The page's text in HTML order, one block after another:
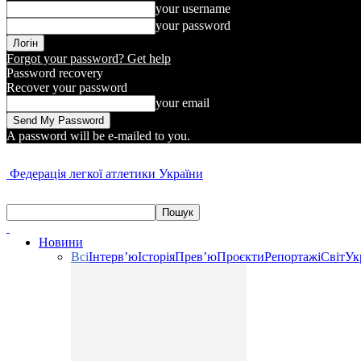
your username
your password
Forgot your password? Get help
Password recovery
Recover your password
your email
A password will be e-mailed to you.
Федерація легкої атлетики України
Новини
ВсіІнтерв’юІсторіяПрев’юПроєктиРепортажіСвіт